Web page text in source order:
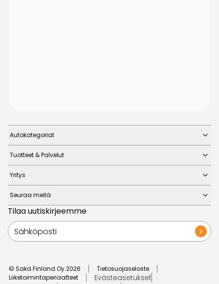
Autokategoriat
Tuotteet & Palvelut
Yritys
Seuraa meitä
Tilaa uutiskirjeemme
© Saka Finland Oy2026
Tietosuojaseloste
Liiketoimintaperiaatteet
Evästeasetukset